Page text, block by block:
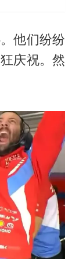
他们纷纷
庆祝。然